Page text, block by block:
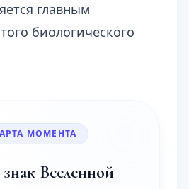
главным
биологического
МОМЕНТА
Вселенной